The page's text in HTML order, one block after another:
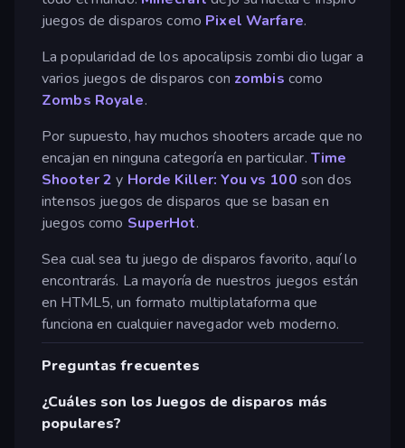
juegos de disparos como Pixel Warfare.
La popularidad de los apocalipsis zombi dio lugar a
varios juegos de disparos con zombis como
Zombs Royale.
Por supuesto, hay muchos shooters arcade que no
encajan en ninguna categoría en particular. Time
Shooter 2 y Horde Killer: You vs 100 son dos
intensos juegos de disparos que se basan en
juegos como SuperHot.
Sea cual sea tu juego de disparos favorito, aquí lo
encontrarás. La mayoría de nuestros juegos están
en HTML5, un formato multiplataforma que
funciona en cualquier navegador web moderno.
Preguntas frecuentes
¿Cuáles son los Juegos de disparos más
populares?